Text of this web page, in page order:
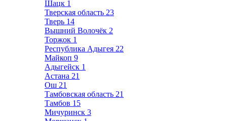
Шацк 1
Тверская область 23
Тверь 14
Вышний Волочёк 2
Торжок 1
Республика Адыгея 22
Майкоп 9
Адыгейск 1
Астана 21
Ош 21
Тамбовская область 21
Тамбов 15
Мичуринск 3